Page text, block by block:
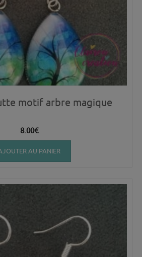
motif arbre magique
8.00€
AU PANIER